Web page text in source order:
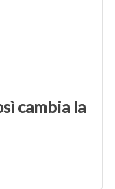
cambia la